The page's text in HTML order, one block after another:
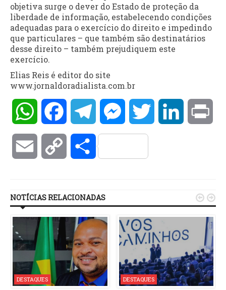
objetiva surge o dever do Estado de proteção da
liberdade de informação, estabelecendo condições
adequadas para o exercício do direito e impedindo
que particulares – que também são destinatários
desse direito – também prejudiquem este
exercício.
Elias Reis é editor do site
www.jornaldoradialista.com.br
WhatsAppFacebookTelegramMessengerTwitter LinkedIn
Email Copy Compartilhar
NOTÍCIAS RELACIONADAS
DESTAQUES DESTAQUES
 